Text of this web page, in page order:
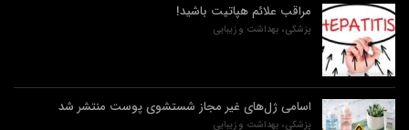
مراقب علائم هپاتیت باشید!
پزشکی، بهداشت و زیبایی
اسامی ژل‌های غیر مجاز شستشوی پوست منتشر شد
پزشکی، بهداشت و زیبایی